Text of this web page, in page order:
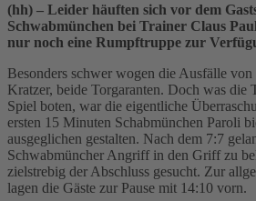
(hh) – Leider häuften sich vor dem
Schwabmünchen bei Trainer Claus
nur noch eine Rumpftruppe zur
Besonders schwer wogen die Ausfälle
Kratzer, beide Torgaranten. Doch was die
Spiel boten, war die eigentliche
ersten 15 Minuten Schabmünchen Paroli
ausgeglichen gestalten. Nach dem 7:7
Schwabmüncher Angriff in den Griff zu
zielstrebig der Abschluss gesucht. Zur
lagen die Gäste zur Pause mit 14:10 vorn.